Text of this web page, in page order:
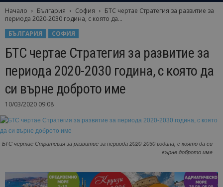
Начало България София
БТС чертае Стратегия за развитие за
периода 2020-2030 година, с която да...
БЪЛГАРИЯ
СОФИЯ
БТС чертае Стратегия за развитие за
периода 2020-2030 година, с която да
си върне доброто име
10/03/2020 09:08
БТС чертае Стратегия за развитие за периода 2020-2030 година, с която да си
върне доброто име